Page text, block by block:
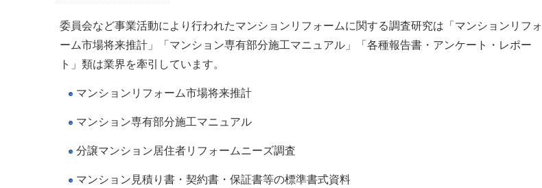
委員会など事業活動により行われたマンションリフォームに関する調査研究は「マンションリフォ
ーム市場将来推計」「マンション専有部分施工マニュアル」「各種報告書・アンケート・レポー
ト」類は業界を牽引しています。
マンションリフォーム市場将来推計
マンション専有部分施工マニュアル
分譲マンション居住者リフォームニーズ調査
マンション見積り書・契約書・保証書等の標準書式資料